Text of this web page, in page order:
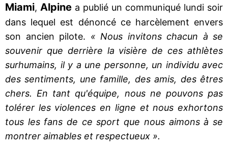
Miami, Alpine a publié un communiqué lundi soir
dans lequel est dénoncé ce harcèlement envers
son ancien pilote. « Nous invitons chacun à se
souvenir que derrière la visière de ces athlètes
surhumains, il y a une personne, un individu avec
des sentiments, une famille, des amis, des êtres
chers. En tant qu'équipe, nous ne pouvons pas
tolérer les violences en ligne et nous exhortons
tous les fans de ce sport que nous aimons à se
montrer aimables et respectueux ».